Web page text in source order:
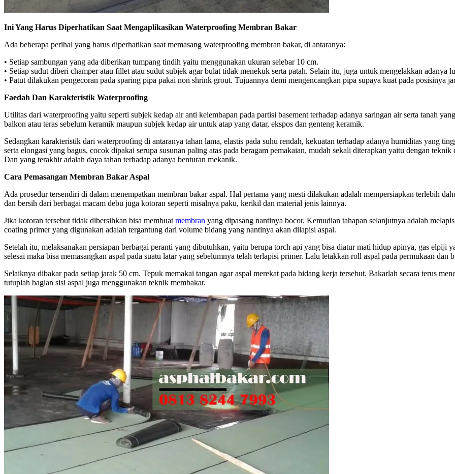
Ini Yang Harus Diperhatikan Saat Mengaplikasikan Waterproofing Membran Bakar
Ada beberapa perihal yang harus diperhatikan saat memasang waterproofing membran bakar, di antaranya:
• Setiap sambungan yang ada diberikan tumpang tindih yaitu menggunakan ukuran selebar 10 cm.
• Setiap sudut diberi champer atau fillet atau sudut subjek agar bulat tidak menekuk serta patah. Selain itu, juga untuk mengelakkan adanya
• Patut dilakukan pengecoran pada sparing pipa pakai non shrink grout. Tujuannya demi mengencangkan pipa supaya kuat pada posisinya
Faedah Dan Karakteristik Waterproofing
Utilitas dari waterproofing yaitu seperti subjek kedap air anti kelembapan pada partisi basement terhadap adanya saringan air serta tanah
balkon atau teras sebelum keramik maupun subjek kedap air untuk atap yang datar, ekspos dan genteng keramik.
Sedangkan karakteristik dari waterproofing di antaranya tahan lama, elastis pada suhu rendah, kekuatan terhadap adanya humiditas yang
serta elongasi yang bagus, cocok dipakai serupa susunan paling atas pada beragam pemakaian, mudah sekali diterapkan yaitu dengan
Dan yang terakhir adalah daya tahan terhadap adanya benturan mekanik.
Cara Pemasangan Membran Bakar Aspal
Ada prosedur tersendiri di dalam menempatkan membran bakar aspal. Hal pertama yang mesti dilakukan adalah mempersiapkan terlebih
dan bersih dari berbagai macam debu juga kotoran seperti misalnya paku, kerikil dan material jenis lainnya.
Jika kotoran tersebut tidak dibersihkan bisa membuat membran yang dipasang nantinya bocor. Kemudian tahapan selanjutnya adalah
coating primer yang digunakan adalah tergantung dari volume bidang yang nantinya akan dilapisi aspal.
Setelah itu, melaksanakan persiapan berbagai peranti yang dibutuhkan, yaitu berupa torch api yang bisa diatur mati hidup apinya, gas elpiji
selesai maka bisa memasangkan aspal pada suatu latar yang sebelumnya telah terlapisi primer. Lalu letakkan roll aspal pada permukaan dan
Selaiknya dibakar pada setiap jarak 50 cm. Tepuk memakai tangan agar aspal merekat pada bidang kerja tersebut. Bakarlah secara terus
tutuplah bagian sisi aspal juga menggunakan teknik membakar.